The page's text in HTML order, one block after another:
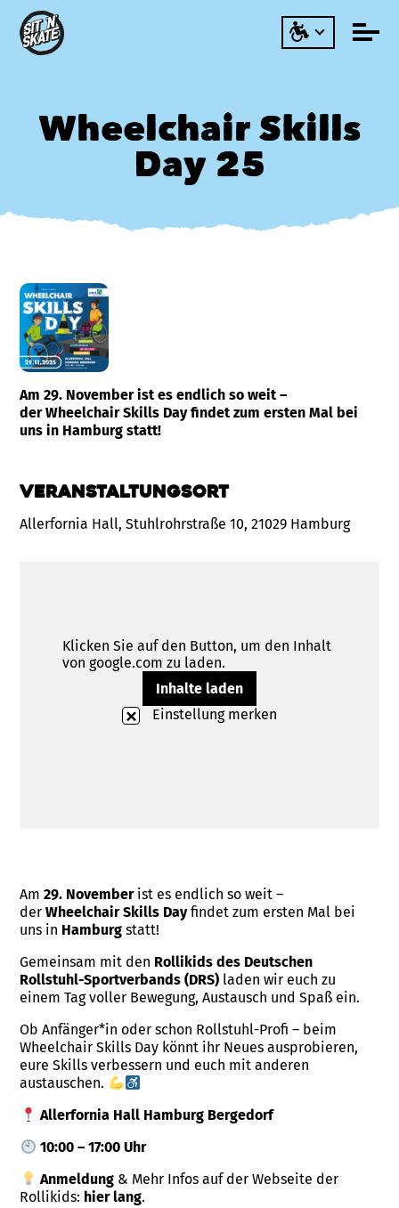
Wheelchair Skills
Day 25
Am 29. November ist es endlich so weit –
der Wheelchair Skills Day findet zum ersten Mal bei
uns in Hamburg statt!
Veranstaltungsort
Allerfornia Hall, Stuhlrohrstraße 10, 21029 Hamburg
Klicken Sie auf den Button, um den Inhalt
von google.com zu laden.
Inhalte laden
Einstellung merken
Am29. Novemberist es endlich so weit –
derWheelchair Skills Dayfindet zum ersten Mal bei
uns in Hamburg statt!
Gemeinsam mit den Rollikids des Deutschen
Rollstuhl-Sportverbands (DRS) laden wir euch zu
einem Tag voller Bewegung, Austausch und Spaß ein.
Ob Anfänger*in oder schon Rollstuhl-Profi – beim
Wheelchair Skills Day könnt ihr Neues ausprobieren,
eure Skills verbessern und euch mit anderen
austauschen.
Allerfornia Hall Hamburg Bergedorf
10:00 – 17:00 Uhr
Anmeldung& Mehr Infos auf der Webseite der
Rollikids: hier lang.